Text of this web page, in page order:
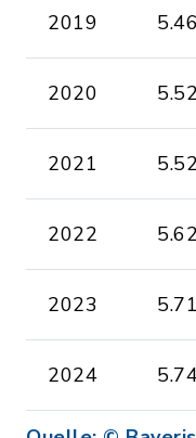
2019
2020
2021
2022
2023
2024